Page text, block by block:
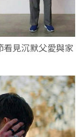
看見沉默父愛與家